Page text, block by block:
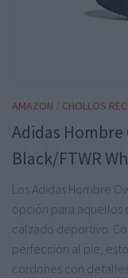
AMAZON CHOLLOS
Adidas Hombre
Black/FTWR
Los Adidas Hombre
opción para aquellos
calzado deportivo.
perfección al pie,
cordones con